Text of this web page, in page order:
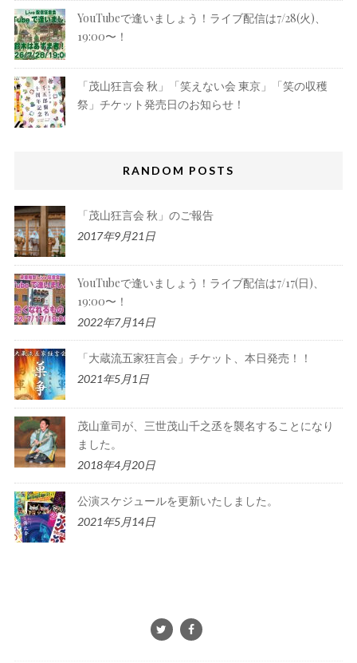
YouTubeで逢いましょう！ライブ配信は7/28(火)、
19:00〜！
「茂山狂言会 秋」「笑えない会 東京」「笑の収穫
祭」チケット発売日のお知らせ！
RANDOM POSTS
「茂山狂言会 秋」のご報告
2017年9月21日
YouTubeで逢いましょう！ライブ配信は7/17(日)、
19:00〜！
2022年7月14日
「大蔵流五家狂言会」チケット、本日発売！！
2021年5月1日
茂山童司が、三世茂山千之丞を襲名することになり
ました。
2018年4月20日
公演スケジュールを更新いたしました。
2021年5月14日